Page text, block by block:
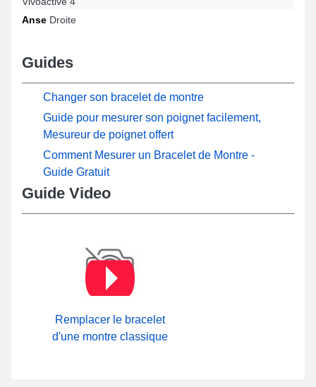
Anse Droite
Guides
Changer son bracelet de montre
Guide pour mesurer son poignet facilement,
Mesureur de poignet offert
Comment Mesurer un Bracelet de Montre -
Guide Gratuit
Guide Video
Remplacer le bracelet
d'une montre classique